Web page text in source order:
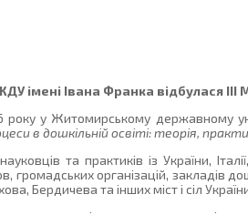
імені Івана Франка відбулася
року у Житомирському державному
в дошкільній освіті: теорія,
та практиків із України,
громадських організацій, закладів
Бердичева та інших міст і сіл